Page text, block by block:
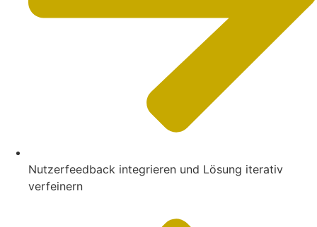
Nutzerfeedback integrieren und Lösung iterativ
verfeinern